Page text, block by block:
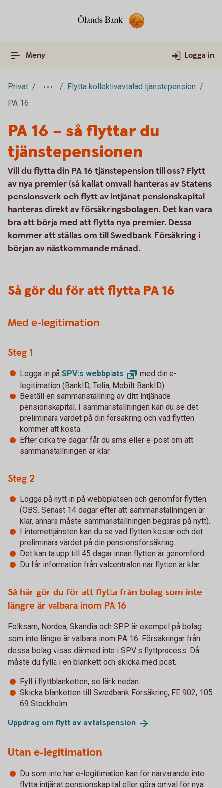
Meny Logga in
Privat
Flytta kollektivavtalad tjänstepension
PA 16
PA 16 – så flyttar du
tjänstepensionen
Vill du flytta din PA 16 tjänstepension till oss? Flytt
av nya premier (så kallat omval) hanteras av Statens
pensionsverk och flytt av intjänat pensionskapital
hanteras direkt av försäkringsbolagen. Det kan vara
bra att börja med att flytta nya premier. Dessa
kommer att ställas om till Swedbank Försäkring i
början av nästkommande månad.
Så gör du för att flytta PA 16
Med e-legitimation
Steg 1
Logga in på SPV:s webbplats
med din e-
legitimation (BankID, Telia, Mobilt BankID).
Beställ en sammanställning av ditt intjänade
pensionskapital. I sammanställningen kan du se det
preliminära värdet på din försäkring och vad flytten
kommer att kosta.
Efter cirka tre dagar får du sms eller e-post om att
sammanställningen är klar.
Steg 2
Logga på nytt in på webbplatsen och genomför flytten.
(OBS. Senast 14 dagar efter att sammanställningen är
klar, annars måste sammanställningen begäras på nytt).
I internettjänsten kan du se vad flytten kostar och det
preliminära värdet på din pensionsförsäkring.
Det kan ta upp till 45 dagar innan flytten är genomförd.
Du får information från valcentralen när flytten är klar.
Så här gör du för att flytta från bolag som inte
längre är valbara inom PA 16
Folksam, Nordea, Skandia och SPP är exempel på bolag
som inte längre är valbara inom PA 16. Försäkringar från
dessa bolag visas därmed inte i SPV:s flyttprocess. Då
måste du fylla i en blankett och skicka med post.
Fyll i flyttblanketten, se länk nedan.
Skicka blanketten till Swedbank Försäkring, FE 902, 105
69 Stockholm.
Uppdrag om flytt av avtalspension
Utan e-legitimation
Du som inte har e-legitimation kan för närvarande inte
flytta intjänat pensionskapital eller göra omval för nya